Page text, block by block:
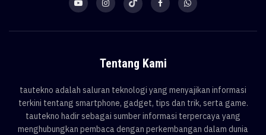
Tentang Kami
tautekno adalah saluran teknologi yang menyajikan informasi
terkini tentang smartphone, gadget, tips dan trik, serta game.
tautekno hadir sebagai sumber informasi terpercaya yang
menghubungkan pembaca dengan perkembangan dalam dunia